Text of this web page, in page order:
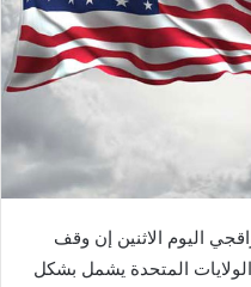
اليوم ‌الاثنين ‌إن ‌وقف
⁠المتحدة يشمل بشكل